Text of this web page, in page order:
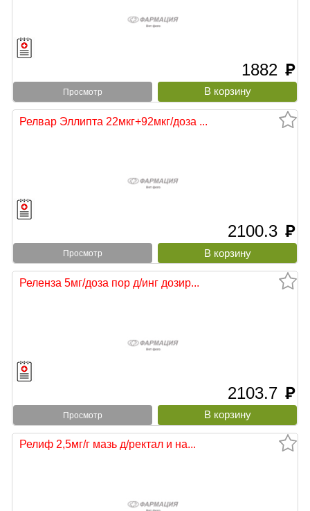
1882 руб
Просмотр
Релвар Эллипта 22мкг+92мкг/доза ...
2100.3 руб
Просмотр
Реленза 5мг/доза пор д/инг дозир...
2103.7 руб
Просмотр
Релиф 2,5мг/г мазь д/ректал и на...